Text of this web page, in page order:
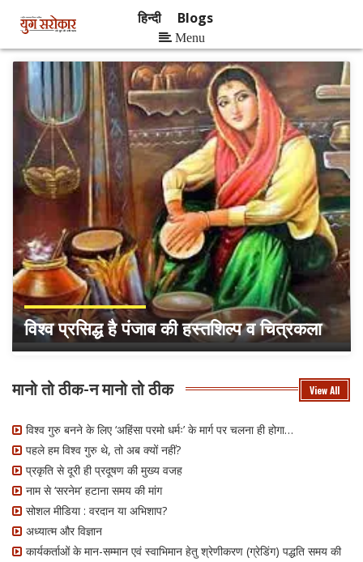
हिन्दी Blogs
Menu
विश्व प्रसिद्ध है पंजाब की हस्तशिल्प व चित्रकला
मानो तो ठीक-न मानो तो ठीक View All
विश्व गुरु बनने के लिए ‘अहिंसा परमो धर्मः’ के मार्ग पर चलना ही होगा…
पहले हम विश्व गुरु थे, तो अब क्यों नहीं?
प्रकृति से दूरी ही प्रदूषण की मुख्य वजह
नाम से ‘सरनेम’ हटाना समय की मांग
सोशल मीडिया : वरदान या अभिशाप?
अध्यात्म और विज्ञान
कार्यकर्ताओं के मान-सम्मान एवं स्वाभिमान हेतु श्रेणीकरण (ग्रेडिंग) पद्धति समय की